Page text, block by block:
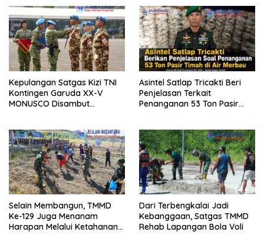
Kepulangan Satgas Kizi TNI
Kontingen Garuda XX-V
MONUSCO Disambut
Asintel Satlap Tricakti Beri
Penjelasan Terkait
Penanganan 53 Ton Pasir
Selain Membangun, TMMD
Ke-129 Juga Menanam
Harapan Melalui Ketahanan
Dari Terbengkalai Jadi
Kebanggaan, Satgas TMMD
Rehab Lapangan Bola Voli